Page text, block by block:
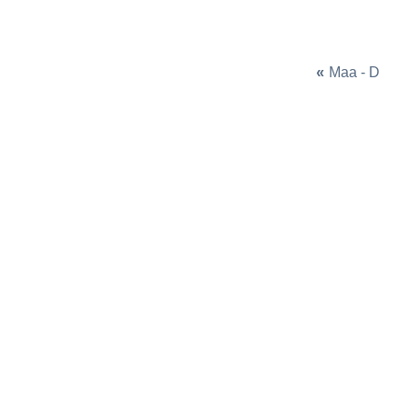
« Maa - D